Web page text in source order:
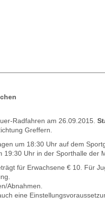
Radfahren am 26.09.2015.
Greffern.
um 18:30 Uhr auf dem
Uhr in der Sporthalle der
für Erwachsene € 10. Für
Abnahmen.
eine